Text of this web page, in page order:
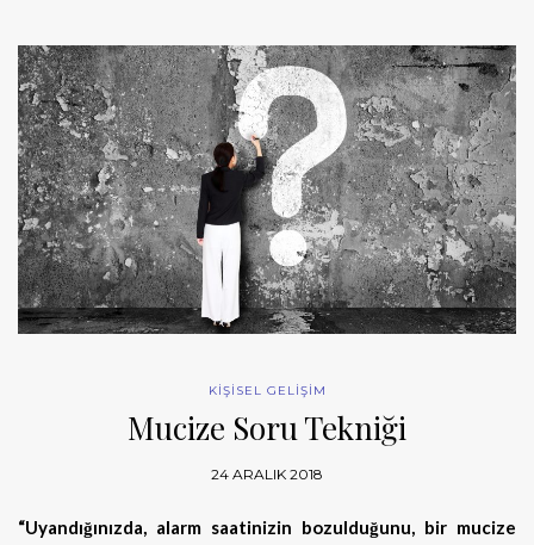
KİŞİSEL GELİŞİM
Mucize Soru Tekniği
24 ARALIK 2018
“Uyandığınızda, alarm saatinizin bozulduğunu, bir mucize